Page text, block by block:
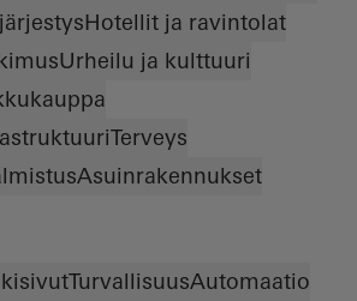
Hotellit ja ravintolat
Urheilu ja kulttuuri
Terveys
Asuinrakennukset
TurvallisuusAutomaatio